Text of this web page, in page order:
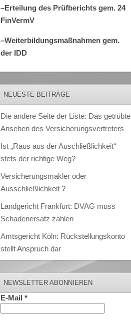
–Erteilung des Prüfberichts gem. 24
FinVermV
–Weiterbildungsmaßnahmen gem.
der IDD
NEUESTE BEITRÄGE
Die andere Seite der Liste: Das getrübte
Ansehen des Versicherungsvertreters
Ist „Raus aus der Auschließlichkeit“
stets der richtige Weg?
Versicherungsmakler oder
Ausschließlichkeit ?
Landgericht Frankfurt: DVAG muss
Schadenersatz zahlen
Amtsgericht Köln: Rückstellungskonto
stellt Anspruch dar
NEWSLETTER ABONNIEREN
E-Mail *